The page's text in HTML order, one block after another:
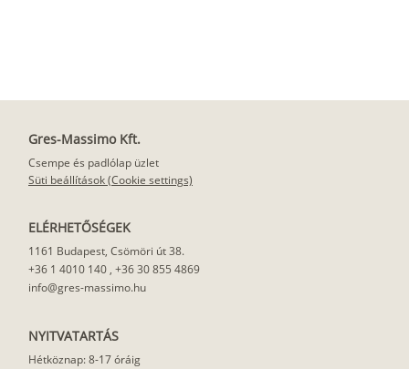
Gres-Massimo Kft.
Csempe és padlólap üzlet
Süti beállítások (Cookie settings)
ELÉRHETŐSÉGEK
1161 Budapest, Csömöri út 38.
+36 1 4010 140 , +36 30 855 4869
info@gres-massimo.hu
NYITVATARTÁS
Hétköznap: 8-17 óráig